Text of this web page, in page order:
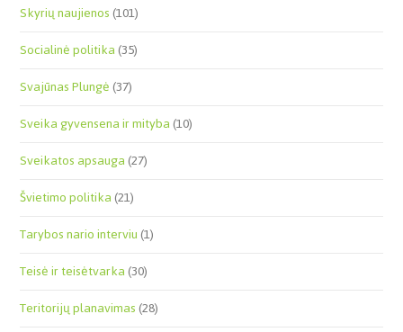
Skyrių naujienos(101)
Socialinė politika(35)
Svajūnas Plungė(37)
Sveika gyvensena ir mityba(10)
Sveikatos apsauga(27)
Švietimo politika(21)
Tarybos nario interviu(1)
Teisė ir teisėtvarka(30)
Teritorijų planavimas(28)